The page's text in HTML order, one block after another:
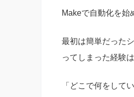
Makeで自動化を始
最初は簡単だった
ってしまった経験
「どこで何をして